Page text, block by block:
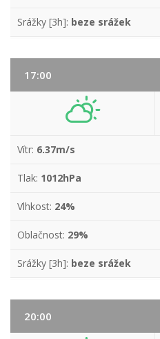
Srážky [3h]: beze srážek
17:00
Vítr: 6.37m/s
Tlak: 1012hPa
Vlhkost: 24%
Oblačnost: 29%
Srážky [3h]: beze srážek
20:00